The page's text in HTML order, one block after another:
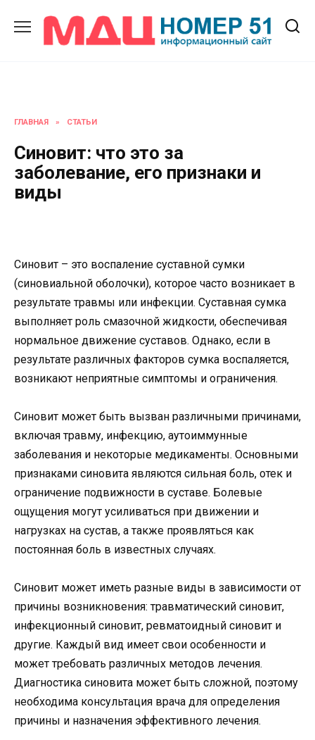
содержанию
ГЛАВНАЯ » СТАТЬИ
Синовит: что это за
заболевание, его признаки и
виды
Синовит – это воспаление суставной сумки
(синовиальной оболочки), которое часто возникает в
результате травмы или инфекции. Суставная сумка
выполняет роль смазочной жидкости, обеспечивая
нормальное движение суставов. Однако, если в
результате различных факторов сумка воспаляется,
возникают неприятные симптомы и ограничения.
Синовит может быть вызван различными причинами,
включая травму, инфекцию, аутоиммунные
заболевания и некоторые медикаменты. Основными
признаками синовита являются сильная боль, отек и
ограничение подвижности в суставе. Болевые
ощущения могут усиливаться при движении и
нагрузках на сустав, а также проявляться как
постоянная боль в известных случаях.
Синовит может иметь разные виды в зависимости от
причины возникновения: травматический синовит,
инфекционный синовит, ревматоидный синовит и
другие. Каждый вид имеет свои особенности и
может требовать различных методов лечения.
Диагностика синовита может быть сложной, поэтому
необходима консультация врача для определения
причины и назначения эффективного лечения.